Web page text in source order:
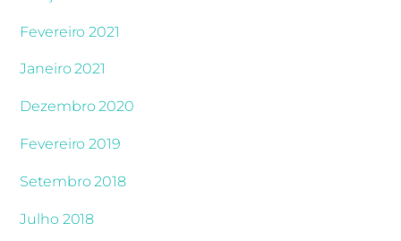
Fevereiro 2021
Janeiro 2021
Dezembro 2020
Fevereiro 2019
Setembro 2018
Julho 2018